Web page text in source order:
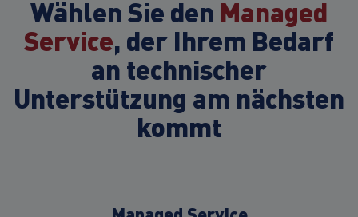
Wählen Sie den Managed
Service, der Ihrem Bedarf
an technischer
Unterstützung am nächsten
kommt